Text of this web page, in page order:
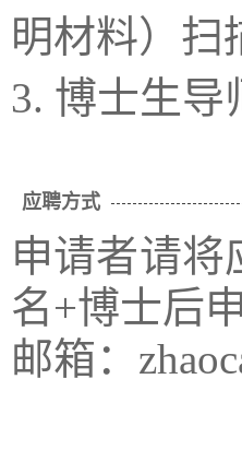
明材料）扫
3. 博士生导
应聘方式
申请者请将
名+博士后申
邮箱：